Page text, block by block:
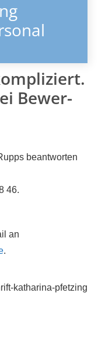
Bewer­
beant­wor­ten
46.
an
.